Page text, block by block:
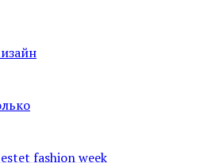
fashion week